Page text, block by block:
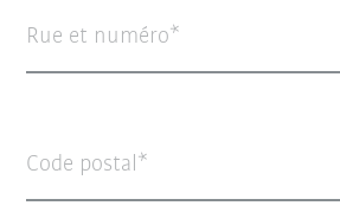
Rue et numéro
Code postal